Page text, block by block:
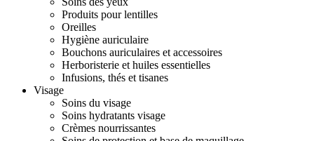
Produits pour lentilles
Oreilles
Hygiène auriculaire
Bouchons auriculaires et accessoires
Herboristerie et huiles essentielles
Infusions, thés et tisanes
Visage
Soins du visage
Soins hydratants visage
Crèmes nourrissantes